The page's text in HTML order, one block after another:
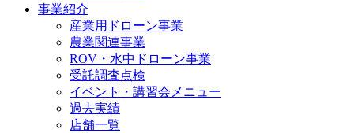
事業紹介
産業用ドローン事業
農業関連事業
ROV・水中ドローン事業
受託調査点検
イベント・講習会メニュー
過去実績
店舗一覧